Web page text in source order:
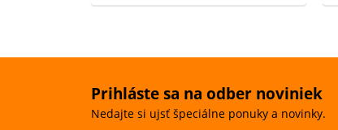
Prihláste sa na odber noviniek
Nedajte si ujsť špeciálne ponuky a novinky.